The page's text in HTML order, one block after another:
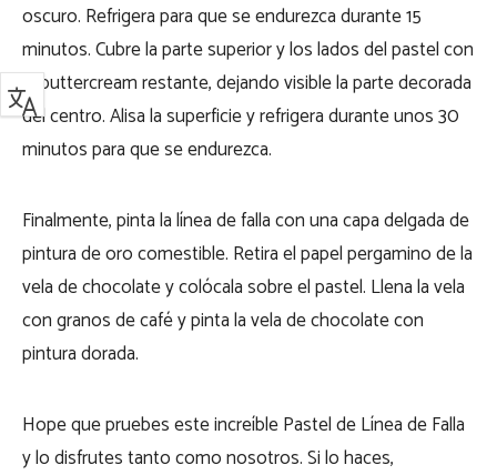
oscuro. Refrigera para que se endurezca durante 15
minutos. Cubre la parte superior y los lados del pastel con
el buttercream restante, dejando visible la parte decorada
del centro. Alisa la superficie y refrigera durante unos 30
minutos para que se endurezca.
Finalmente, pinta la línea de falla con una capa delgada de
pintura de oro comestible. Retira el papel pergamino de la
vela de chocolate y colócala sobre el pastel. Llena la vela
con granos de café y pinta la vela de chocolate con
pintura dorada.
Hope que pruebes este increíble Pastel de Línea de Falla
y lo disfrutes tanto como nosotros. Si lo haces,